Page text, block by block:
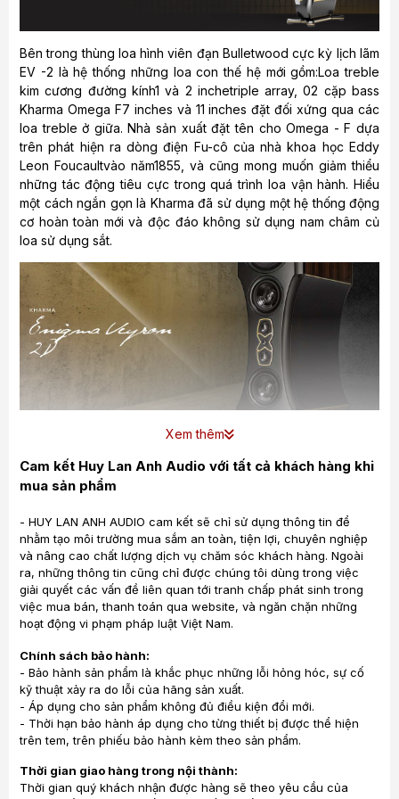
Bên trong thùng loa hình viên đạn Bulletwood cực kỳ lịch lãm
EV -2 là hệ thống những loa con thế hệ mới gồm:Loa treble
kim cương đường kính1 và 2 inchetriple array, 02 cặp bass
Kharma Omega F7 inches và 11 inches đặt đối xứng qua các
loa treble ở giữa. Nhà sản xuất đặt tên cho Omega - F dựa
trên phát hiện ra dòng điện Fu-cô của nhà khoa học Eddy
Leon Foucaultvào năm1855, và cũng mong muốn giảm thiểu
những tác động tiêu cực trong quá trình loa vận hành. Hiểu
một cách ngắn gọn là Kharma đã sử dụng một hệ thống động
cơ hoàn toàn mới và độc đáo không sử dụng nam châm củ
loa sử dụng sắt.
Động cơ mang tính cách mạng này được định vị chính xác
carbon siêu nhẹ. Mặc dù cuộn dâycủ loa trước đó đã được
làm bằng sợi carbon. Kết quả là hoạt động của cuộn dây có
Việc tăng độ phân giải trên toàn bộ băng thông của các loa
con (driver) cho phép âm thanh tạo ra chính xác, trung thực,
không mầu mè và tinh tế hơn.
Chống rung, cách ly EV-2 với môi trường xung quanh là một
thách thức không hề nhỏ. Giải pháp cho thách thức này là một
Carborundum nằm trên bề mặt kim cương. Giảm thiểu tối đa
tiếp xúc thông qua bề mặt siêu cứng.
Xem thêm
Cam kết Huy Lan Anh Audio với tất cả khách hàng khi
mua sản phẩm
- HUY LAN ANH AUDIO cam kết sẽ chỉ sử dụng thông tin để
nhằm tạo môi trường mua sắm an toàn, tiện lợi, chuyên nghiệp
và nâng cao chất lượng dịch vụ chăm sóc khách hàng. Ngoài
ra, những thông tin cũng chỉ được chúng tôi dùng trong việc
giải quyết các vấn đề liên quan tới tranh chấp phát sinh trong
việc mua bán, thanh toán qua website, và ngăn chặn những
hoạt động vi phạm pháp luật Việt Nam.
Chính sách bảo hành:
- Bảo hành sản phẩm là khắc phục những lỗi hỏng hóc, sự cố
kỹ thuật xảy ra do lỗi của hãng sản xuất.
- Áp dụng cho sản phẩm không đủ điều kiện đổi mới.
- Thời hạn bảo hành áp dụng cho từng thiết bị được thể hiện
trên tem, trên phiếu bảo hành kèm theo sản phẩm.
Thời gian giao hàng trong nội thành:
Thời gian quý khách nhận được hàng sẽ theo yêu cầu của